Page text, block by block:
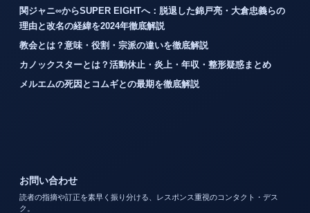
関ジャニ∞からSUPER EIGHTへ：脱退した錦戸亮・大倉忠義らの
理由と改名の経緯を2024年徹底解説
教会とは？意味・役割・宗派の違いを徹底解説
カノックスターとは？活動休止・炎上・年収・整形疑惑まとめ
メルエムの死因とコムギとの最期を徹底解説
お問い合わせ
読者の指摘や訂正を素早く振り分ける、レスポンス重視のコンタクト・デス
ク。